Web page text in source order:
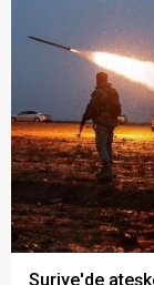
Suriye'de